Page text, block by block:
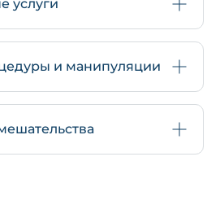
услуги
и манипуляции